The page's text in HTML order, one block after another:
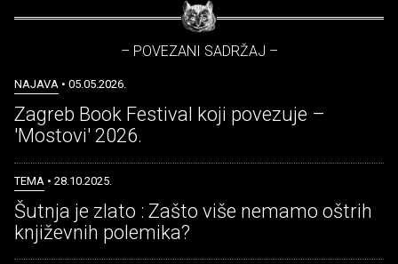
– POVEZANI SADRŽAJ –
NAJAVA • 05.05.2026.
Zagreb Book Festival koji povezuje –
'Mostovi' 2026.
TEMA • 28.10.2025.
Šutnja je zlato : Zašto više nemamo oštrih
književnih polemika?